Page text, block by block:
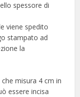
spessore di
viene spedito
stampato ad
la
misura 4 cm in
essere incisa